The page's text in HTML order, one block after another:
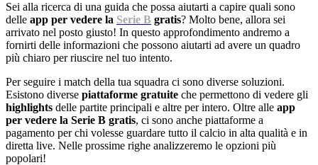
Sei alla ricerca di una guida che possa aiutarti a capire quali sono
delle app per vedere la Serie B gratis? Molto bene, allora sei
arrivato nel posto giusto! In questo approfondimento andremo a
fornirti delle informazioni che possono aiutarti ad avere un quadro
più chiaro per riuscire nel tuo intento.
Per seguire i match della tua squadra ci sono diverse soluzioni.
Esistono diverse piattaforme gratuite che permettono di vedere gli
highlights delle partite principali e altre per intero. Oltre alle app
per vedere la Serie B gratis, ci sono anche piattaforme a
pagamento per chi volesse guardare tutto il calcio in alta qualità e in
diretta live. Nelle prossime righe analizzeremo le opzioni più
popolari!